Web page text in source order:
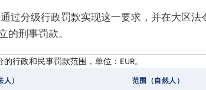
过分级行政罚款实现这一要求，并在大区
刑事罚款。
行政和民事罚款范围，单位：EUR。
） 范围（自然人）